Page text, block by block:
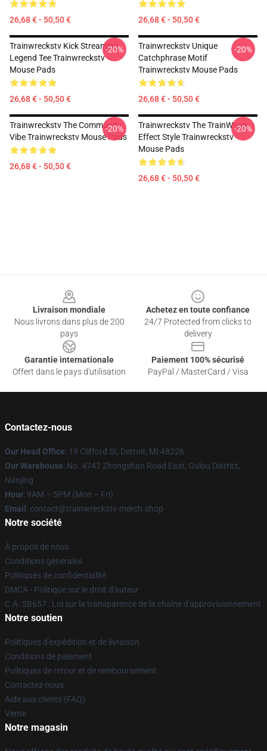
26,68 € - 50,50 € 26,68 € - 50,50 €
Trainwreckstv Kick Streaming
Legend Tee Trainwreckstv
Mouse Pads
26,68 € - 50,50 €
-20%
Trainwreckstv Unique
Catchphrase Motif
Trainwreckstv Mouse Pads
26,68 € - 50,50 €
-20%
Trainwreckstv The Community
Vibe Trainwreckstv Mouse Pads
26,68 € - 50,50 €
-20%
Trainwreckstv The TrainWreck
Effect Style Trainwreckstv
Mouse Pads
26,68 € - 50,50 €
-20%
Livraison mondiale
Nous livrons dans plus de 200
pays
Achetez en toute confiance
24/7 Protected from clicks to
delivery
Garantie internationale
Offert dans le pays d'utilisation
Paiement 100% sécurisé
PayPal / MasterCard / Visa
Contactez-nous
Our Head Office: 19 Clifford St, Detroit, MI 48226
Our Warehouse: No. 4747 Zhongshan Road East, Gulou District,
Nanjing
Hour: 9AM – 5PM (Mon – Fri)
Email : contact@trainwreckstv-merch.shop
Notre société
À propos de nous
Conditions générales
Politiques de confidentialité
DMCA - Politique sur le droit d'auteur
C.A. SB657 : Loi sur la transparence de la chaîne d'approvisionnement
Notre soutien
Politiques d'expédition et de livraison
Conditions de paiement
Politiques de retour et de remboursement
Contactez-nous
Aide aux clients (FAQ)
Vente
Notre magasin